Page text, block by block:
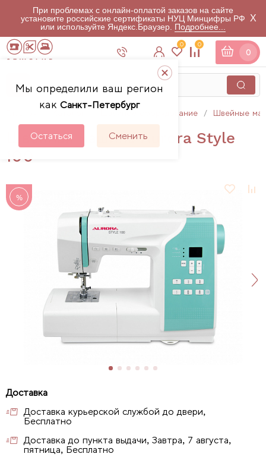
При проблемах с онлайн-оплатой заказов на сайте
установите российские сертификаты НУЦ Минцифры РФ
или используйте Яндекс.Браузер. Подробнее...
X
Мы определили ваш регион
как Санкт-Петербург
Остаться Сменить
0 0
0
Швейное оборудование Швейные
Швейная машина Aurora Style
100
%
Доставка курьерской службой до двери,
Бесплатно
Доставка до пункта выдачи, Завтра, 7 августа,
пятница, Бесплатно